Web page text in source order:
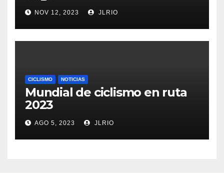
NOV 12, 2023 JLRIO
CICLISMO NOTICIAS
Mundial de ciclismo en ruta
2023
AGO 5, 2023 JLRIO